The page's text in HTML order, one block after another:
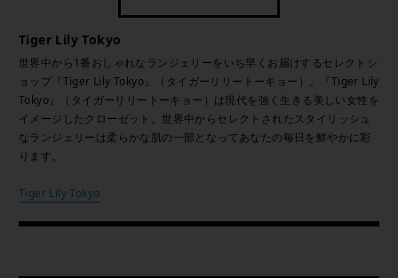
Tiger Lily Tokyo
世界中から1番おしゃれなランジェリーをいち早くお届けするセレクトシ
ョップ『Tiger Lily Tokyo』（タイガーリリートーキョー）。『Tiger Lily
Tokyo』（タイガーリリートーキョー）は現代を強く生きる美しい女性を
イメージしたクローゼット。世界中からセレクトされたスタイリッシュ
なランジェリーは柔らかな肌の一部となってあなたの毎日を鮮やかに彩
ります。
Tiger Lily Tokyo